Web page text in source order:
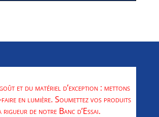
et du matériel d’exception : mettons
en lumière. Soumettez vos produits
rigueur de notre Banc d’Essai.